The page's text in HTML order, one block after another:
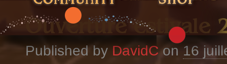
Ouverture estivale
Published by DavidCon 16